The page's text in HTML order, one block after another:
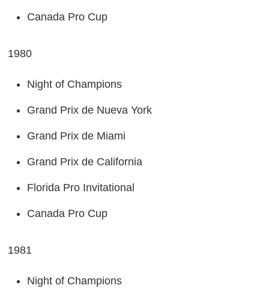
Canada Pro Cup
1980
Night of Champions
Grand Prix de Nueva York
Grand Prix de Miami
Grand Prix de California
Florida Pro Invitational
Canada Pro Cup
1981
Night of Champions